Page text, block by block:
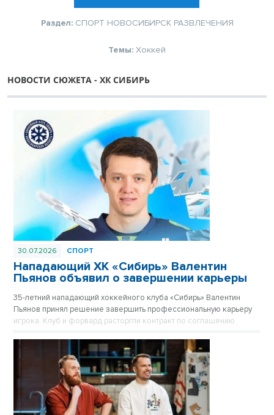
Раздел: СПОРТ НОВОСИБИРСК РАЗВЛЕЧЕНИЯ
Темы: Хоккей
НОВОСТИ СЮЖЕТА - ХК СИБИРЬ
30.07.2026 СПОРТ
Нападающий ХК «Сибирь» Валентин
Пьянов объявил о завершении карьеры
35-летний нападающий хоккейного клуба «Сибирь» Валентин
Пьянов принял решение завершить профессиональную карьеру
игрока. Клуб и форвард расторгли контракт по соглашению